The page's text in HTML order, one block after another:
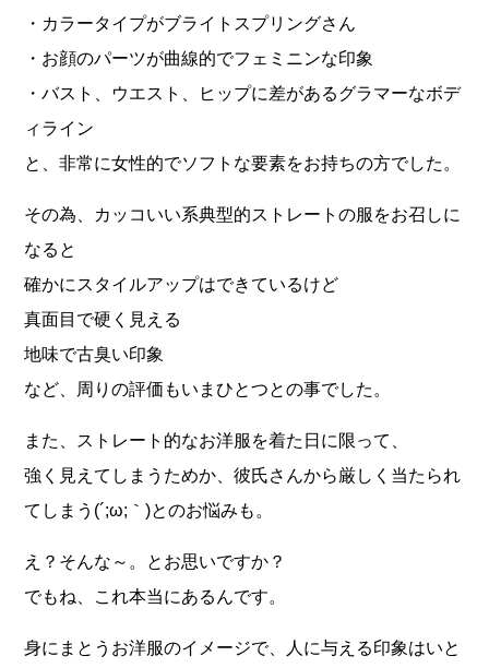
・カラータイプがブライトスプリングさん
・お顔のパーツが曲線的でフェミニンな印象
・バスト、ウエスト、ヒップに差があるグラマーなボデ
ィライン
と、非常に女性的でソフトな要素をお持ちの方でした。
その為、カッコいい系典型的ストレートの服をお召しに
なると
確かにスタイルアップはできているけど
真面目で硬く見える
地味で古臭い印象
など、周りの評価もいまひとつとの事でした。
また、ストレート的なお洋服を着た日に限って、
強く見えてしまうためか、彼氏さんから厳しく当たられ
てしまう(´;ω;｀)とのお悩みも。
え？そんな～。とお思いですか？
でもね、これ本当にあるんです。
身にまとうお洋服のイメージで、人に与える印象はいと